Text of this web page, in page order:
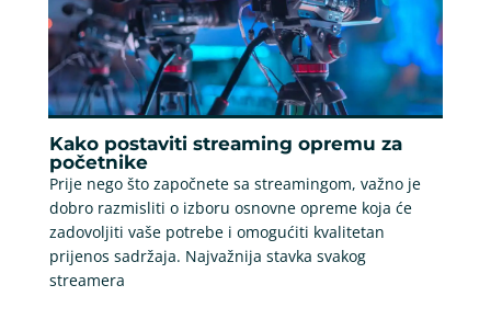
Kako postaviti streaming opremu za
početnike
Prije nego što započnete sa streamingom, važno je
dobro razmisliti o izboru osnovne opreme koja će
zadovoljiti vaše potrebe i omogućiti kvalitetan
prijenos sadržaja. Najvažnija stavka svakog
streamera